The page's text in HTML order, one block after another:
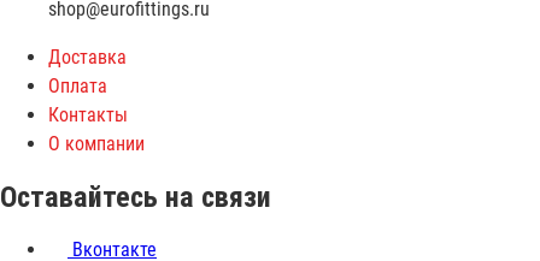
shop@eurofittings.ru
Доставка
Оплата
Контакты
О компании
Оставайтесь на связи
Вконтакте